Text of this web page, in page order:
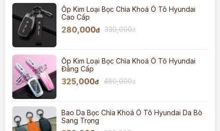
Ốp Kim Loại Bọc Chìa Khoá Ô Tô Hyundai
Cao Cấp
280,000đ 330,000đ
Ốp Kim Loại Bọc Chìa Khoá Ô Tô Hyundai
Đẳng Cấp
325,000đ 480,000đ
Bao Da Bọc Chìa Khoá Ô Tô Hyundai Da Bò
Sang Trọng